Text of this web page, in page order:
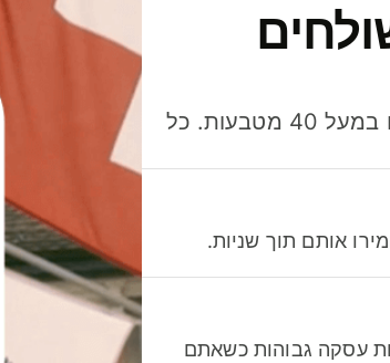
חסכו כסף כשאתo שולחים, מוציאים ומקבלים תשלום במעל 40 מטבעות. כל
אותם תוך שניות.
עסקה גבוהות כשאתם